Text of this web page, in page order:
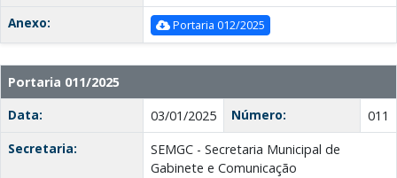
Anexo:
Portaria 012/2025
Portaria 011/2025
Data:
03/01/2025 Número:
011
Secretaria:
SEMGC - Secretaria Municipal de
Gabinete e Comunicação